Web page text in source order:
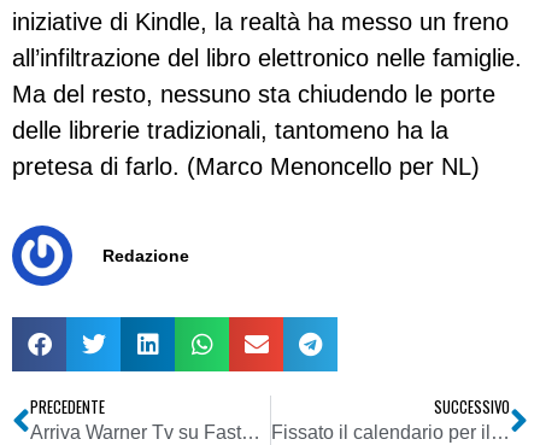
iniziative di Kindle, la realtà ha messo un freno
all’infiltrazione del libro elettronico nelle famiglie.
Ma del resto, nessuno sta chiudendo le porte
delle librerie tradizionali, tantomeno ha la
pretesa di farlo. (Marco Menoncello per NL)
Redazione
PRECEDENTE
Arriva Warner Tv su Fastweb
SUCCESSIVO
Fissato il calendario per il passaggio al digitale terrestre